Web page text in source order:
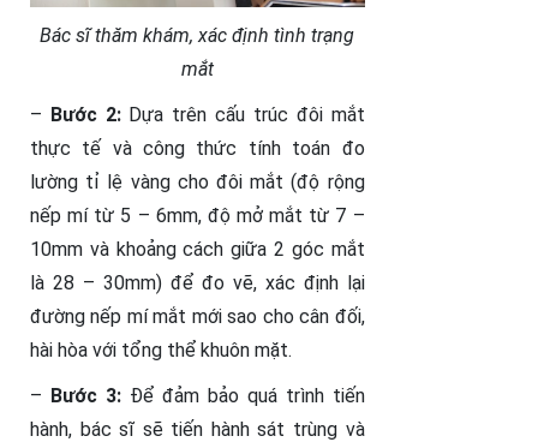
Bác sĩ thăm khám, xác định tình trạng
mắt
– Bước 2:Dựa trên cấu trúc đôi mắt
thực tế và công thức tính toán đo
lường tỉ lệ vàng cho đôi mắt (độ rộng
nếp mí từ 5 – 6mm, độ mở mắt từ 7 –
10mm và khoảng cách giữa 2 góc mắt
là 28 – 30mm) để đo vẽ, xác định lại
đường nếp mí mắt mới sao cho cân đối,
hài hòa với tổng thể khuôn mặt.
– Bước 3:Để đảm bảo quá trình tiến
hành, bác sĩ sẽ tiến hành sát trùng và